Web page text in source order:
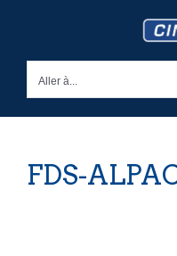
Aller à...
FDS-